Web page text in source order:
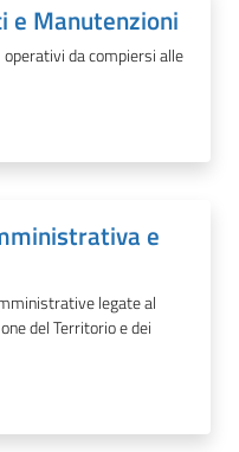
e Manutenzioni
da compiersi alle
e
legate al
del Territorio e dei